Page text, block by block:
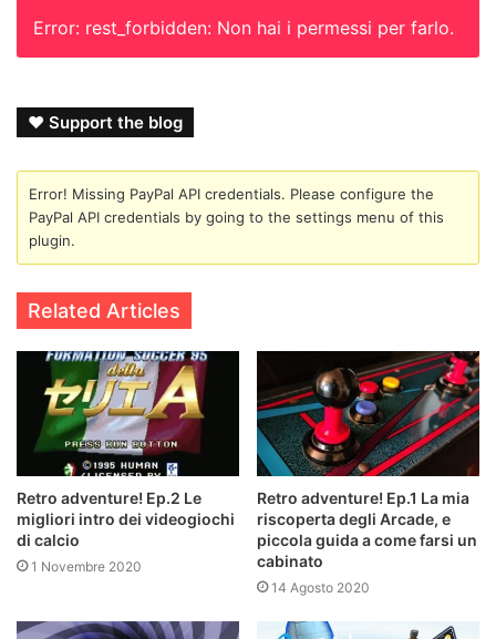
Mechwarrior 2 (1995) faceva uso di una ricca interfaccia.
dell’ interfacciagrafica di un gioco, ma non è un
presenta la trasposizione dei punti di interesse, e dei
waypoints, su di essa. Variante della mini-mappa può
essere considerata la
posizionata sul lato superiore o inferiore dello schermo.
Anch’essa può presentare, sulle sue direttive, punti di
interesse ed indicazioni sulla posizione di un obiettivo.
Esempi delle prime mini-mappe ortogonali.Might & Magic
(1985).
Quasi la totalità dei videogiochi ha luogo in “mondi” che
Error: rest_forbidden: Non hai i permessi per farlo.
❤ Support the blog
Error! Missing PayPal API credentials. Please configure the
PayPal API credentials by going to the settings menu of this
plugin.
Related Articles
Retro adventure! Ep.2 Le
migliori intro dei videogiochi
di calcio
1 Novembre 2020
Retro adventure! Ep.1 La mia
riscoperta degli Arcade, e
piccola guida a come farsi un
cabinato
14 Agosto 2020